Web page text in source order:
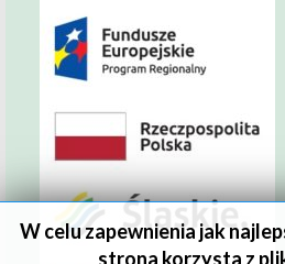
W celu zapewnienia jak
strona korzysta z